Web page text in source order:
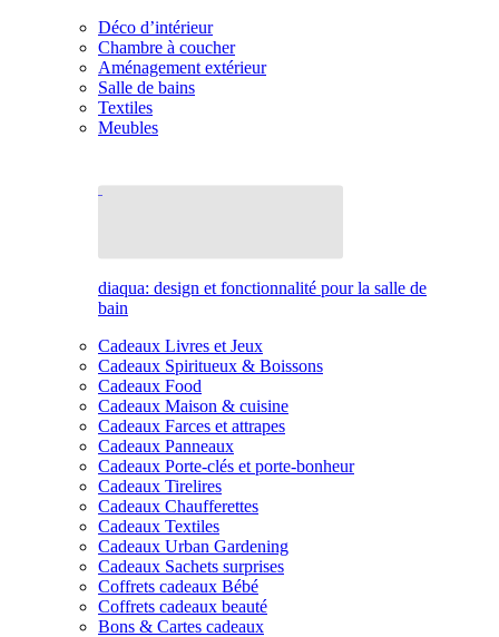
Déco d’intérieur
Chambre à coucher
Aménagement extérieur
Salle de bains
Textiles
Meubles
diaqua: design et fonctionnalité pour la salle de
bain
Cadeaux Livres et Jeux
Cadeaux Spiritueux & Boissons
Cadeaux Food
Cadeaux Maison & cuisine
Cadeaux Farces et attrapes
Cadeaux Panneaux
Cadeaux Porte-clés et porte-bonheur
Cadeaux Tirelires
Cadeaux Chaufferettes
Cadeaux Textiles
Cadeaux Urban Gardening
Cadeaux Sachets surprises
Coffrets cadeaux Bébé
Coffrets cadeaux beauté
Bons & Cartes cadeaux